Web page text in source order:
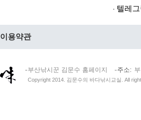
텔레그램
이용약관
부산낚시꾼 김문수 홈페이지 주소
Copyright 2014. 김문수의 바다낚시교실. All